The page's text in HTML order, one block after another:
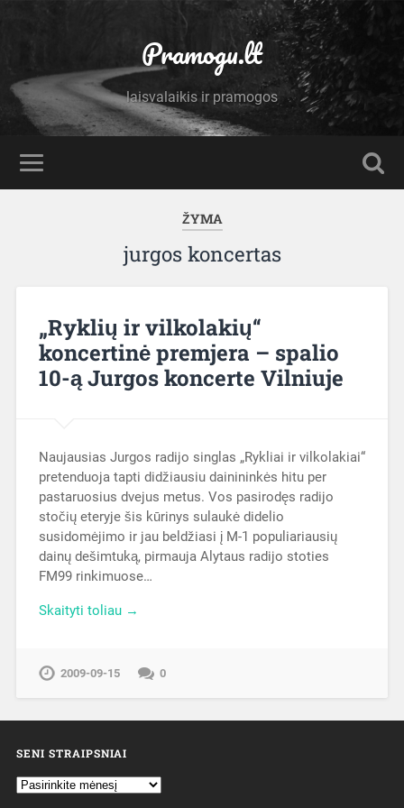
Pramogu.lt
laisvalaikis ir pramogos
ŽYMA
jurgos koncertas
„Ryklių ir vilkolakių“
koncertinė premjera – spalio
10-ą Jurgos koncerte Vilniuje
Naujausias Jurgos radijo singlas „Rykliai ir vilkolakiai“
pretenduoja tapti didžiausiu dainininkės hitu per
pastaruosius dvejus metus. Vos pasirodęs radijo
stočių eteryje šis kūrinys sulaukė didelio
susidomėjimo ir jau beldžiasi į M-1 populiariausių
dainų dešimtuką, pirmauja Alytaus radijo stoties
FM99 rinkimuose…
Skaityti toliau →
2009-09-15 0
SENI STRAIPSNIAI